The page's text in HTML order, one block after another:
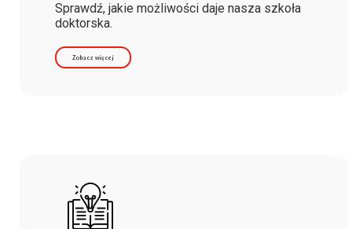
Sprawdź, jakie możliwości daje nasza szkoła
doktorska.
Zobacz więcej